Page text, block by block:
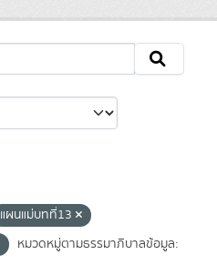
แผนแม่บทที่13
หมวดหมู่ตามธรรมาภิบาลข้อมูล: